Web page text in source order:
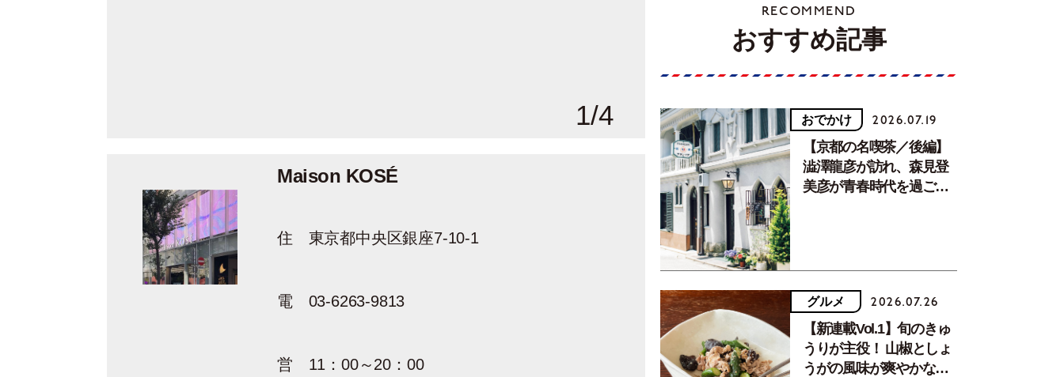
1/4
Maison KOSÉ
住 東京都中央区銀座7-10-1
電 03-6263-9813
営 11：00～20：00
RECOMMEND
おすすめ記事
おでかけ 2026.07.19
【京都の名喫茶／後編】
澁澤龍彦が訪れ、森見登
美彦が青春時代を過ごし
グルメ 2026.07.26
【新連載Vol.1】旬のきゅ
うりが主役！ 山椒としょ
うがの風味が爽やかな、